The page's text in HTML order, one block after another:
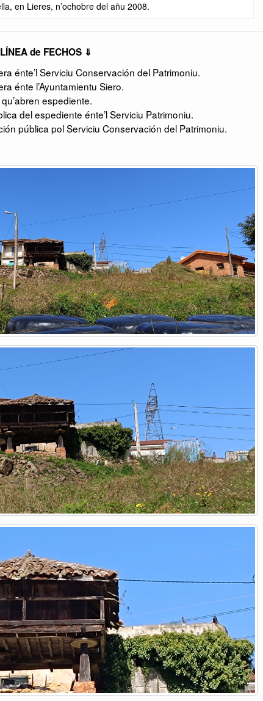
en Lieres, n’ochobre del añu 2008.
de FECHOS ⇓
énte’l Serviciu Conservación del Patrimoniu.
énte l’Ayuntamientu Siero.
espediente.
del espediente énte’l Serviciu Patrimoniu.
pública pol Serviciu Conservación del Patrimoniu.